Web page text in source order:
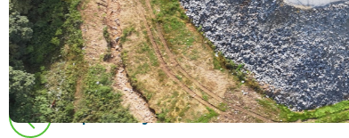
предыдущая новость